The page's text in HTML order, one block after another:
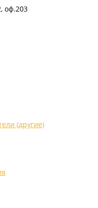
оф.203
(другие)